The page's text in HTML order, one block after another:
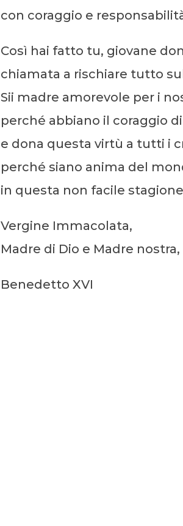
con coraggio e
Così hai fatto tu, giovane
chiamata a rischiare tutto
Sii madre amorevole per i
perché abbiano il coraggio
e dona questa virtù a tutti i
perché siano anima del
in questa non facile
Vergine Immacolata,
Madre di Dio e Madre
Benedetto XVI